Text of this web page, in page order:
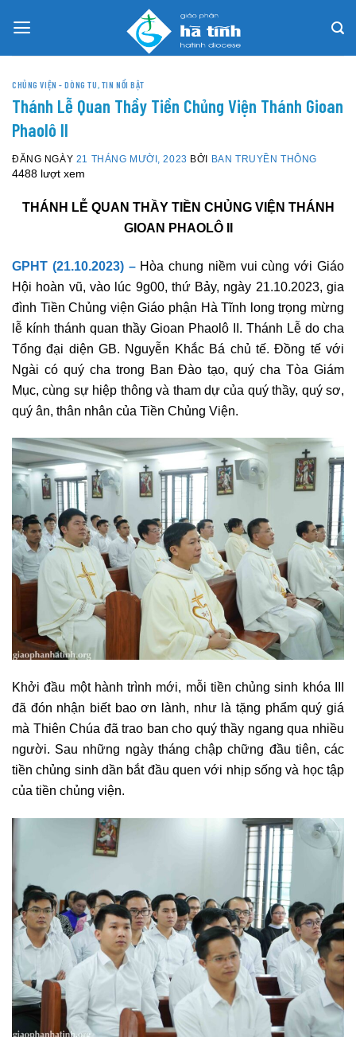
CHỦNG VIỆN - DÒNG TU, TIN NỔI BẬT
Thánh Lễ Quan Thầy Tiền Chủng Viện Thánh Gioan
Phaolô II
ĐĂNG NGÀY 21 THÁNG MƯỜI, 2023 BỞI BAN TRUYỀN THÔNG
4488 lượt xem
THÁNH LỄ QUAN THẦY TIỀN CHỦNG VIỆN THÁNH
GIOAN PHAOLÔ II
GPHT (21.10.2023) – Hòa chung niềm vui cùng với Giáo
Hội hoàn vũ, vào lúc 9g00, thứ Bảy, ngày 21.10.2023, gia
đình Tiền Chủng viện Giáo phận Hà Tĩnh long trọng mừng
lễ kính thánh quan thầy Gioan Phaolô II. Thánh Lễ do cha
Tổng đại diện GB. Nguyễn Khắc Bá chủ tế. Đồng tế với
Ngài có quý cha trong Ban Đào tạo, quý cha Tòa Giám
Mục, cùng sự hiệp thông và tham dự của quý thầy, quý sơ,
quý ân, thân nhân của Tiền Chủng Viện.
Khởi đầu một hành trình mới, mỗi tiền chủng sinh khóa III
đã đón nhận biết bao ơn lành, như là tặng phẩm quý giá
mà Thiên Chúa đã trao ban cho quý thầy ngang qua nhiều
người. Sau những ngày tháng chập chững đầu tiên, các
tiền chủng sinh dần bắt đầu quen với nhịp sống và học tập
của tiền chủng viện.